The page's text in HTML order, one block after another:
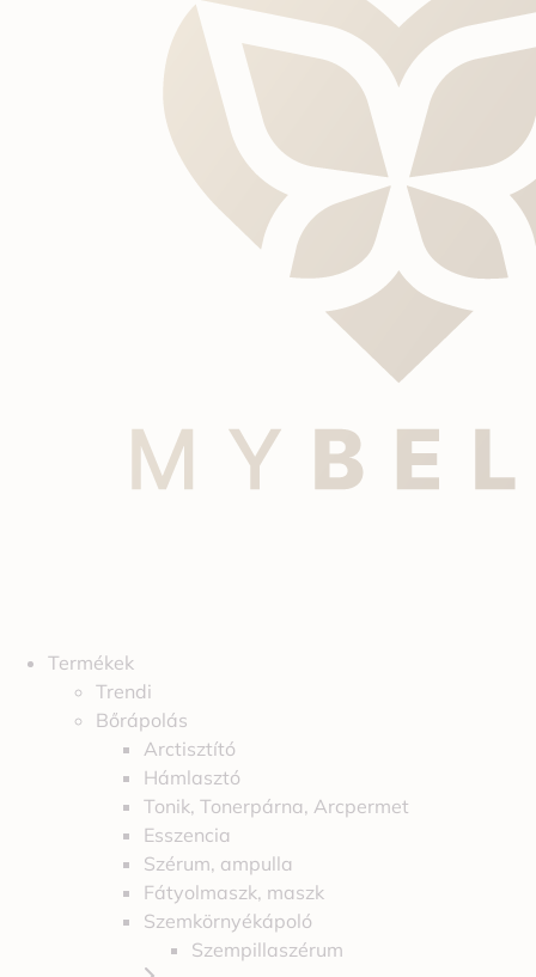
Termékek
Trendi
Bőrápolás
Arctisztító
Hámlasztó
Tonik, Tonerpárna, Arcpermet
Esszencia
Szérum, ampulla
Fátyolmaszk, maszk
Szemkörnyékápoló
Szempillaszérum